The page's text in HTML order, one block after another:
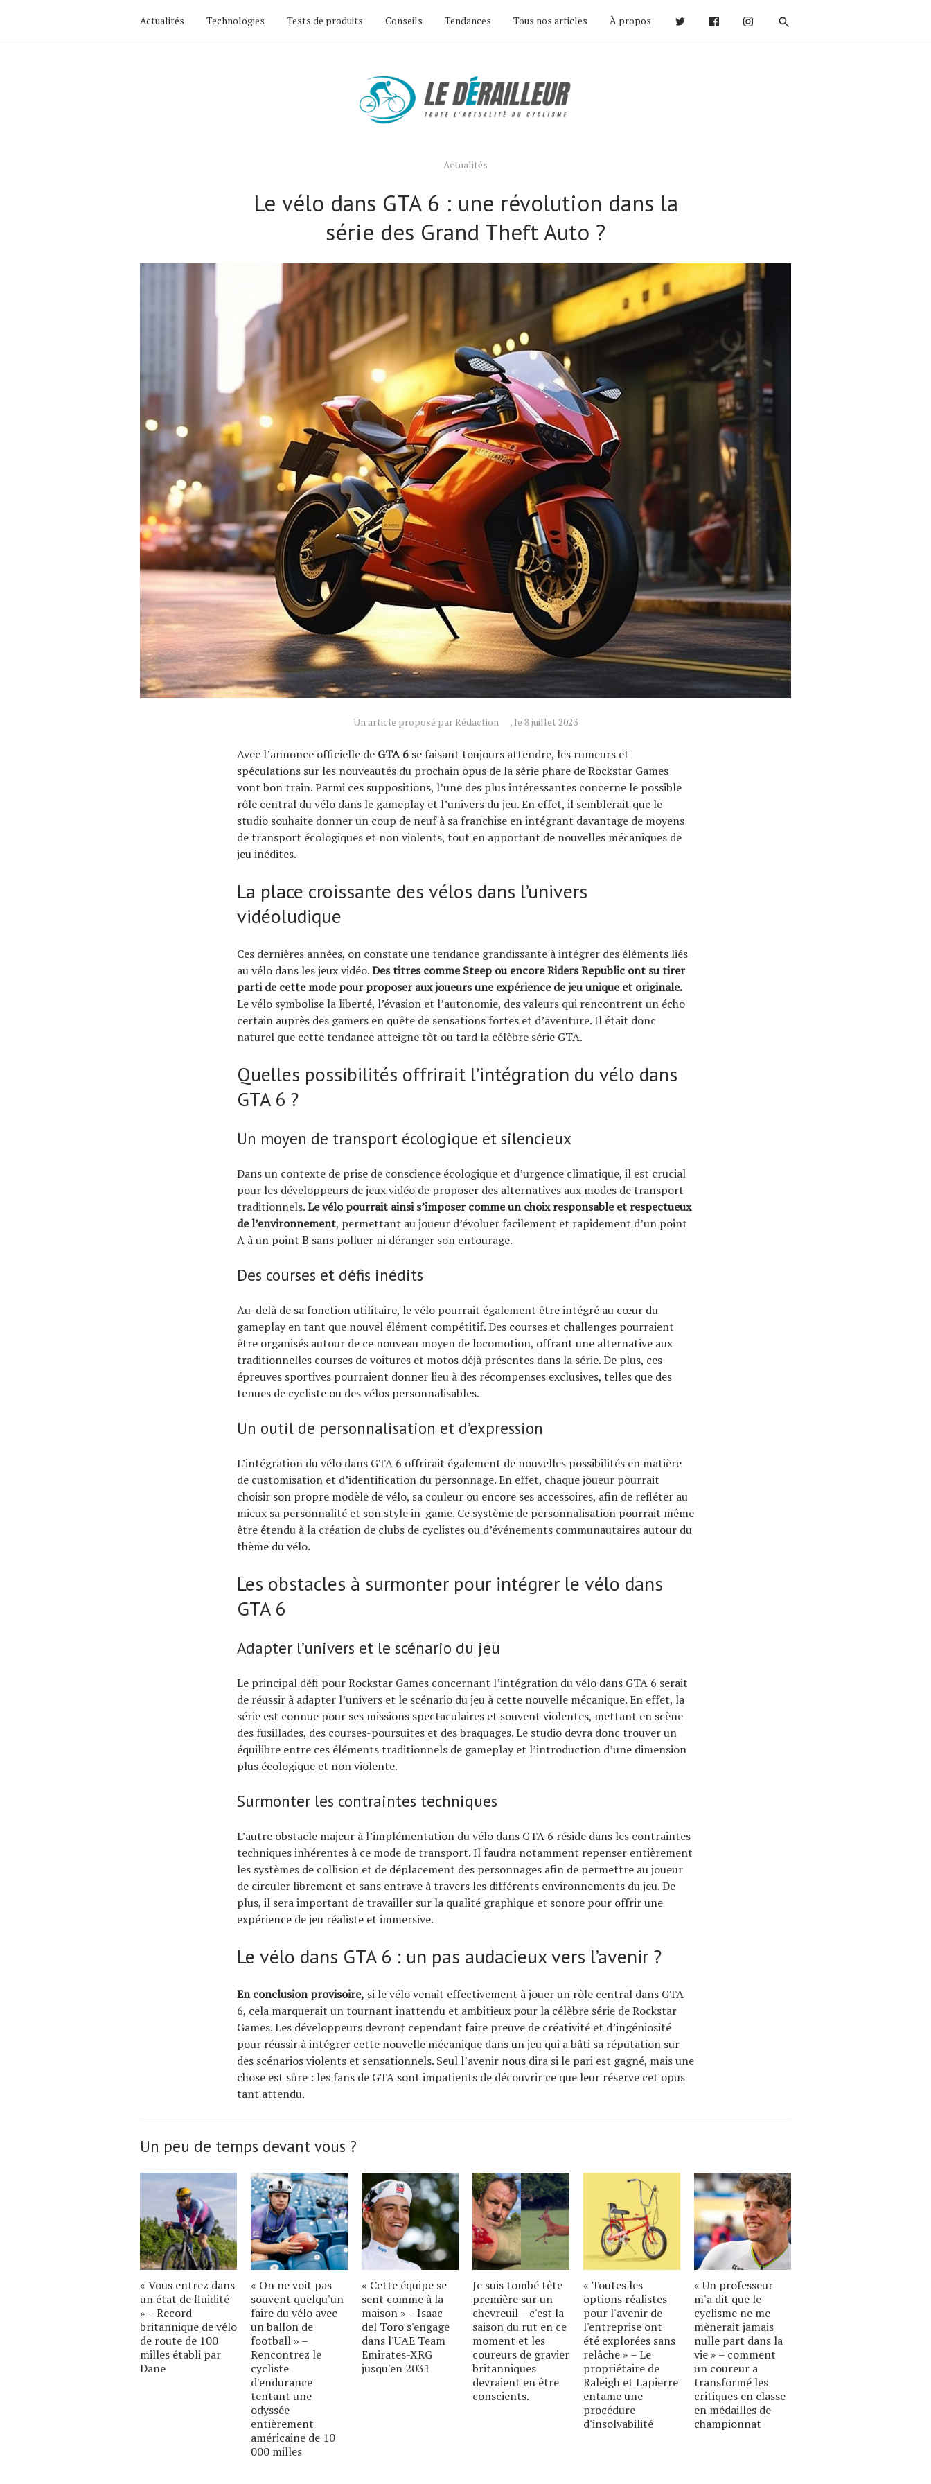
Actualités Technologies Tests de produits Conseils Tendances Tous nos articles À propos
Actualités
Le vélo dans GTA 6 : une révolution dans la
série des Grand Theft Auto ?
Un article proposé par Rédaction , le 8 juillet 2023
Avec l’annonce officielle de GTA 6 se faisant toujours attendre, les rumeurs et
spéculations sur les nouveautés du prochain opus de la série phare de Rockstar Games
vont bon train. Parmi ces suppositions, l’une des plus intéressantes concerne le possible
rôle central du vélo dans le gameplay et l’univers du jeu. En effet, il semblerait que le
studio souhaite donner un coup de neuf à sa franchise en intégrant davantage de moyens
de transport écologiques et non violents, tout en apportant de nouvelles mécaniques de
jeu inédites.
La place croissante des vélos dans l’univers
vidéoludique
Ces dernières années, on constate une tendance grandissante à intégrer des éléments liés
au vélo dans les jeux vidéo.Des titres comme Steep ou encore Riders Republic ont su tirer
parti de cette mode pour proposer aux joueurs une expérience de jeu unique et originale.
Le vélo symbolise la liberté, l’évasion et l’autonomie, des valeurs qui rencontrent un écho
certain auprès des gamers en quête de sensations fortes et d’aventure. Il était donc
naturel que cette tendance atteigne tôt ou tard la célèbre série GTA.
Quelles possibilités offrirait l’intégration du vélo dans
GTA 6 ?
Un moyen de transport écologique et silencieux
Dans un contexte de prise de conscience écologique et d’urgence climatique, il est crucial
pour les développeurs de jeux vidéo de proposer des alternatives aux modes de transport
traditionnels.Le vélo pourrait ainsi s’imposer comme un choix responsable et respectueux
de l’environnement, permettant au joueur d’évoluer facilement et rapidement d’un point
A à un point B sans polluer ni déranger son entourage.
Des courses et défis inédits
Au-delà de sa fonction utilitaire, le vélo pourrait également être intégré au cœur du
gameplay en tant que nouvel élément compétitif. Des courses et challenges pourraient
être organisés autour de ce nouveau moyen de locomotion, offrant une alternative aux
traditionnelles courses de voitures et motos déjà présentes dans la série. De plus, ces
épreuves sportives pourraient donner lieu à des récompenses exclusives, telles que des
tenues de cycliste ou des vélos personnalisables.
Un outil de personnalisation et d’expression
L’intégration du vélo dans GTA 6 offrirait également de nouvelles possibilités en matière
de customisation et d’identification du personnage. En effet, chaque joueur pourrait
choisir son propre modèle de vélo, sa couleur ou encore ses accessoires, afin de refléter au
mieux sa personnalité et son style in-game. Ce système de personnalisation pourrait même
être étendu à la création de clubs de cyclistes ou d’événements communautaires autour du
thème du vélo.
Les obstacles à surmonter pour intégrer le vélo dans
GTA 6
Adapter l’univers et le scénario du jeu
Le principal défi pour Rockstar Games concernant l’intégration du vélo dans GTA 6 serait
de réussir à adapter l’univers et le scénario du jeu à cette nouvelle mécanique. En effet, la
série est connue pour ses missions spectaculaires et souvent violentes, mettant en scène
des fusillades, des courses-poursuites et des braquages. Le studio devra donc trouver un
équilibre entre ces éléments traditionnels de gameplay et l’introduction d’une dimension
plus écologique et non violente.
Surmonter les contraintes techniques
L’autre obstacle majeur à l’implémentation du vélo dans GTA 6 réside dans les contraintes
techniques inhérentes à ce mode de transport. Il faudra notamment repenser entièrement
les systèmes de collision et de déplacement des personnages afin de permettre au joueur
de circuler librement et sans entrave à travers les différents environnements du jeu. De
plus, il sera important de travailler sur la qualité graphique et sonore pour offrir une
expérience de jeu réaliste et immersive.
Le vélo dans GTA 6 : un pas audacieux vers l’avenir ?
En conclusion provisoire, si le vélo venait effectivement à jouer un rôle central dans GTA
6, cela marquerait un tournant inattendu et ambitieux pour la célèbre série de Rockstar
Games. Les développeurs devront cependant faire preuve de créativité et d’ingéniosité
pour réussir à intégrer cette nouvelle mécanique dans un jeu qui a bâti sa réputation sur
des scénarios violents et sensationnels. Seul l’avenir nous dira si le pari est gagné, mais une
chose est sûre : les fans de GTA sont impatients de découvrir ce que leur réserve cet opus
tant attendu.
Un peu de temps devant vous ?
« Vous entrez dans
un état de fluidité
» – Record
britannique de vélo
de route de 100
milles établi par
Dane
« On ne voit pas
souvent quelqu'un
faire du vélo avec
un ballon de
football » –
Rencontrez le
cycliste
d'endurance
tentant une
odyssée
entièrement
américaine de 10
000 milles
« Cette équipe se
sent comme à la
maison » – Isaac
del Toro s'engage
dans l'UAE Team
Emirates-XRG
jusqu'en 2031
Je suis tombé tête
première sur un
chevreuil – c'est la
saison du rut en ce
moment et les
coureurs de gravier
britanniques
devraient en être
conscients.
« Toutes les
options réalistes
pour l'avenir de
l'entreprise ont
été explorées sans
relâche » – Le
propriétaire de
Raleigh et Lapierre
entame une
procédure
d'insolvabilité
« Un professeur
m'a dit que le
cyclisme ne me
mènerait jamais
nulle part dans la
vie » – comment
un coureur a
transformé les
critiques en classe
en médailles de
championnat